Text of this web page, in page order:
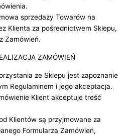
sprzedaży Towarów na
Klienta za pośrednictwem Sklepu,
Zamówień.
ZAMÓWIEŃ
ze Sklepu jest zapoznanie
Regulaminem i jego akceptacja.
Klient akceptuje treść
Klientów są przyjmowane za
Formularza Zamówień,